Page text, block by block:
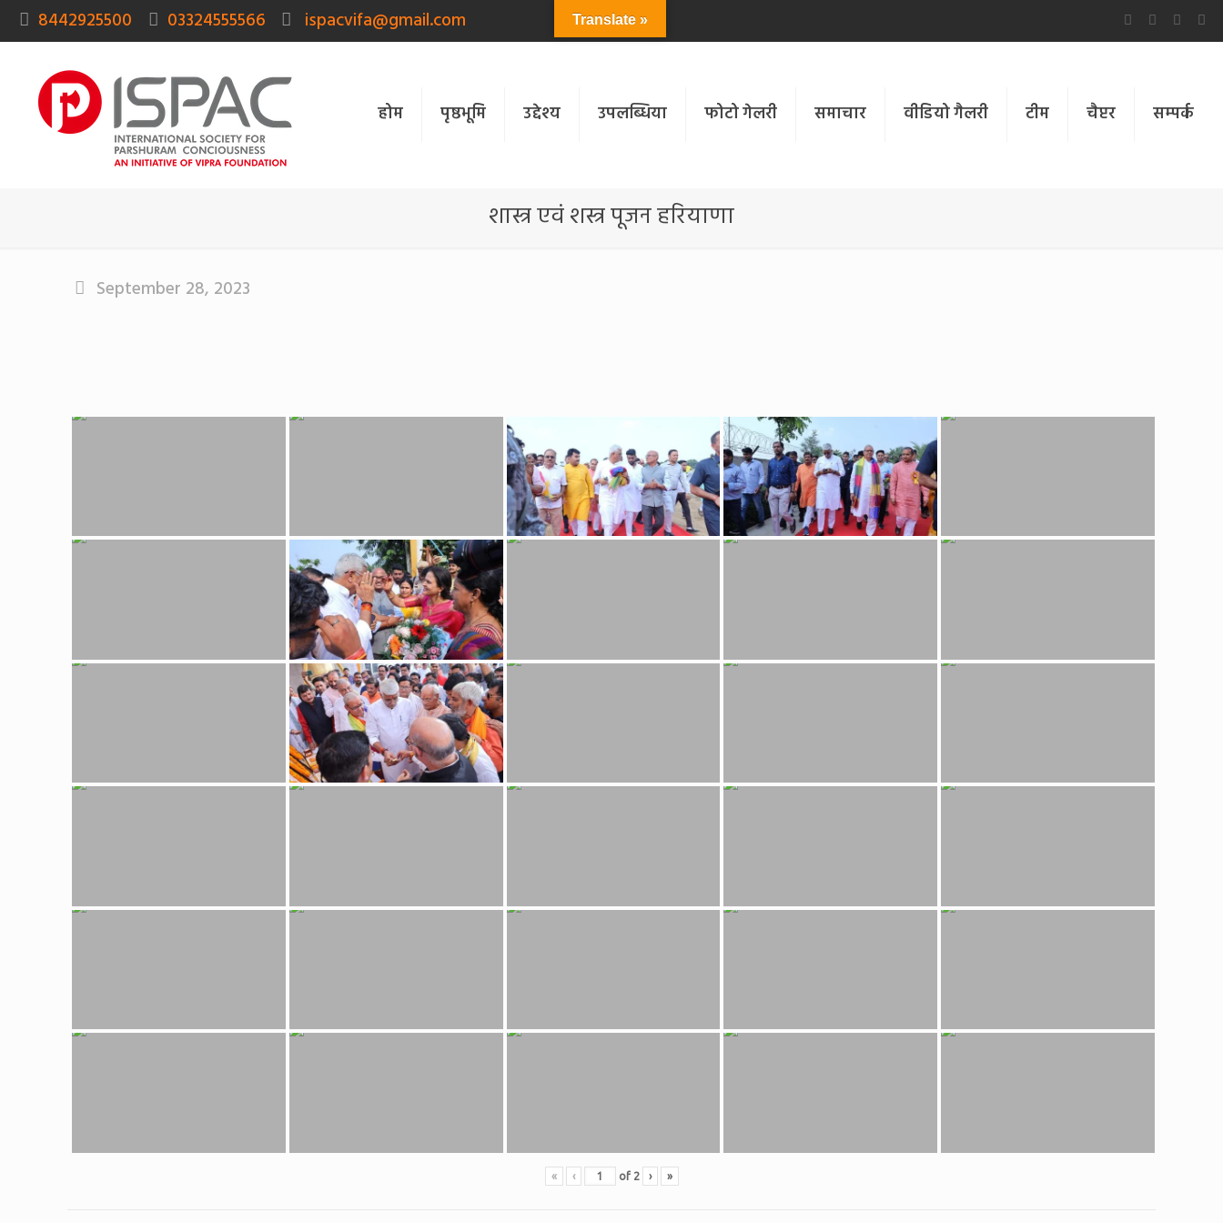
8442925500 03324555566 ispacvifa@gmail.com
होम पृष्ठभूमि उद्देश्य उपलब्धिया फोटो गेलरी समाचार वीडियो गैलरी टीम चैप्टर सम्पर्क
शास्त्र एवं शस्त्र पूजन हरियाणा
September 28, 2023
« ‹ of 2 › »
Translate »